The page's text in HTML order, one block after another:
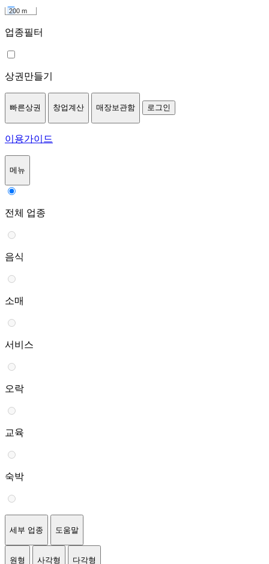
200 m
업종필터
상권만들기
빠른상권 창업계산 매장보관함 로그인
이용가이드
메뉴
전체 업종
음식
소매
서비스
오락
교육
숙박
세부 업종 도움말
원형 사각형 다각형